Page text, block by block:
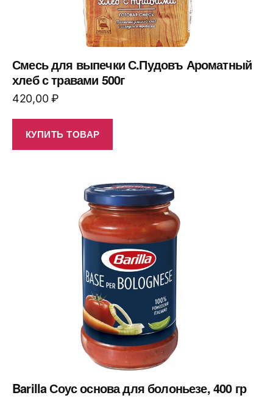
Смесь для выпечки С.Пудовъ Ароматный
хлеб с травами 500г
420,00₽
КУПИТЬ ТОВАР
Barilla Соус основа для болоньезе, 400 гр